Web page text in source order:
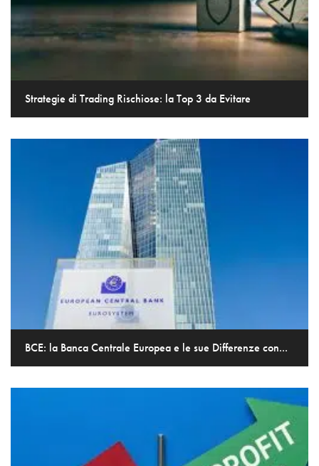
Strategie di Trading Rischiose: la Top 3 da Evitare
BCE: la Banca Centrale Europea e le sue Differenze con...